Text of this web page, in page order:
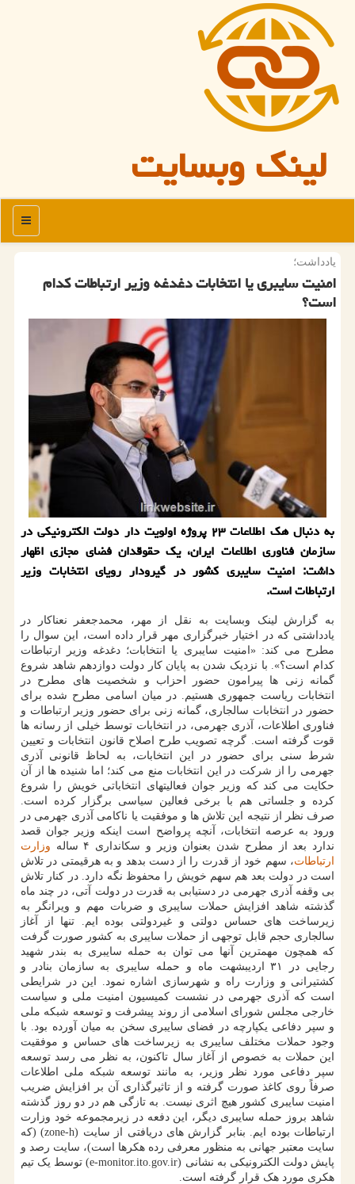
لینک وبسایت
منو
یادداشت؛
امنیت سایبری یا انتخابات دغدغه وزیر ارتباطات كدام
است؟
به دنبال هك اطلاعات ۲۳ پروژه اولویت دار دولت الكترونیكی در
سازمان فناوری اطلاعات ایران، یك حقوقدان فضای مجازی اظهار
داشت: امنیت سایبری كشور در گیرودار رویای انتخابات وزیر
ارتباطات است.
به گزارش لینک وبسایت به نقل از مهر، محمدجعفر نعناکار در
یادداشتی که در اختیار خبرگزاری مهر قرار داده است، این سوال را
مطرح می کند: «امنیت سایبری یا انتخابات؛ دغدغه وزیر ارتباطات
کدام است؟». با نزدیک شدن به پایان کار دولت دوازدهم شاهد شروع
گمانه زنی ها پیرامون حضور احزاب و شخصیت های مطرح در
انتخابات ریاست جمهوری هستیم. در میان اسامی مطرح شده برای
حضور در انتخابات سالجاری، گمانه زنی برای حضور وزیر ارتباطات و
فناوری اطلاعات، آذری جهرمی، در انتخابات توسط خیلی از رسانه ها
قوت گرفته است. گرچه تصویب طرح اصلاح قانون انتخابات و تعیین
شرط سنی برای حضور در این انتخابات، به لحاظ قانونی آذری
جهرمی را از شرکت در این انتخابات منع می کند؛ اما شنیده ها از آن
حکایت می کند که وزیر جوان فعالیتهای انتخاباتی خویش را شروع
کرده و جلساتی هم با برخی فعالین سیاسی برگزار کرده است.
صرف نظر از نتیجه این تلاش ها و موفقیت یا ناکامی آذری جهرمی در
ورود به عرصه انتخابات، آنچه پرواضح است اینکه وزیر جوان قصد
ندارد بعد از مطرح شدن بعنوان وزیر و سکانداری ۴ ساله
وزارت
ارتباطات، سهم خود از قدرت را از دست بدهد و به هرقیمتی در تلاش
است در دولت بعد هم سهم خویش را محفوظ نگه دارد. در کنار تلاش
بی وقفه آذری جهرمی در دستیابی به قدرت در دولت آتی، در چند ماه
گذشته شاهد افزایش حملات سایبری و ضربات مهم و ویرانگر به
زیرساخت های حساس دولتی و غیردولتی بوده ایم. تنها از آغاز
سالجاری حجم قابل توجهی از حملات سایبری به کشور صورت گرفت
که همچون مهمترین آنها می توان به حمله سایبری به بندر شهید
رجایی در ۳۱ اردیبشهت ماه و حمله سایبری به سازمان بنادر و
کشتیرانی و وزارت راه و شهرسازی اشاره نمود. این در شرایطی
است که آذری جهرمی در نشست کمیسیون امنیت ملی و سیاست
خارجی مجلس شورای اسلامی از روند پیشرفت و توسعه شبکه ملی
و سپر دفاعی یکپارچه در فضای سایبری سخن به میان آورده بود. با
وجود حملات مختلف سایبری به زیرساخت های حساس و موفقیت
این حملات به خصوص از آغاز سال تاکنون، به نظر می رسد توسعه
سپر دفاعی مورد نظر وزیر، به مانند توسعه شبکه ملی اطلاعات
صرفاً روی کاغذ صورت گرفته و از تاثیرگذاری آن بر افزایش ضریب
امنیت سایبری کشور هیچ اثری نیست. به تازگی هم در دو روز گذشته
شاهد بروز حمله سایبری دیگر، این دفعه در زیرمجموعه خود وزارت
ارتباطات بوده ‎ایم. بنابر گزارش های دریافتی از سایت (zone-h) (که
سایت معتبر جهانی به منظور معرفی رده هکرها است)، سایت رصد و
پایش دولت الکترونیکی به نشانی (e-monitor.ito.gov.ir) توسط یک تیم
هکری مورد هک قرار گرفته است.